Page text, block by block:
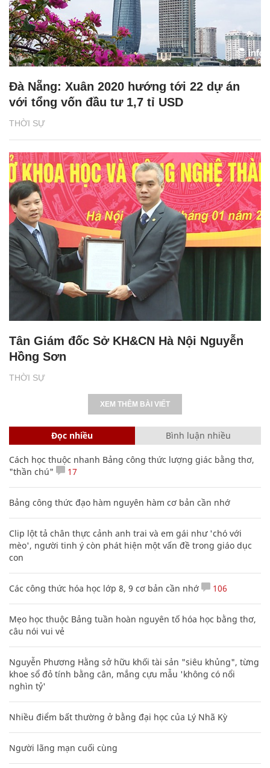
THỜI SỰ
Đà Nẵng: Xuân 2020 hướng tới 22 dự án
với tổng vốn đầu tư 1,7 tỉ USD
THỜI SỰ
Tân Giám đốc Sở KH&CN Hà Nội Nguyễn
Hồng Sơn
XEM THÊM BÀI VIẾT
Đọc nhiều Bình luận nhiều
Cách học thuộc nhanh Bảng công thức lượng giác bằng thơ,
"thần chú"
17
Bảng công thức đạo hàm nguyên hàm cơ bản cần nhớ
Clip lột tả chân thực cảnh anh trai và em gái như 'chó với
mèo', người tinh ý còn phát hiện một vấn đề trong giáo dục
con
Các công thức hóa học lớp 8, 9 cơ bản cần nhớ 106
Mẹo học thuộc Bảng tuần hoàn nguyên tố hóa học bằng thơ,
câu nói vui vẻ
Nguyễn Phương Hằng sở hữu khối tài sản "siêu khủng", từng
khoe sổ đỏ tính bằng cân, mắng cựu mẫu 'không có nổi
nghìn tỷ'
Nhiều điểm bất thường ở bằng đại học của Lý Nhã Kỳ
Người lãng mạn cuối cùng